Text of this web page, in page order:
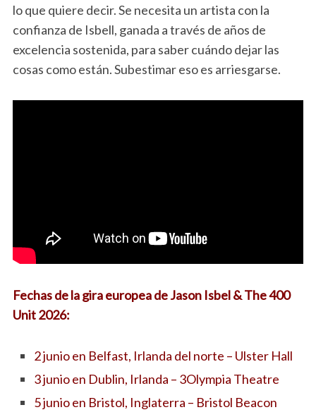
lo que quiere decir. Se necesita un artista con la
confianza de Isbell, ganada a través de años de
excelencia sostenida, para saber cuándo dejar las
cosas como están. Subestimar eso es arriesgarse.
Fechas de la gira europea de Jason Isbel & The 400
Unit 2026:
2 junio en Belfast, Irlanda del norte – Ulster Hall
3 junio en Dublin, Irlanda – 3Olympia Theatre
5 junio en Bristol, Inglaterra – Bristol Beacon